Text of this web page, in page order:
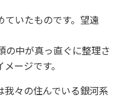
いたものです。望遠
の中が真っ直ぐに整理さ
ージです。
々の住んでいる銀河系